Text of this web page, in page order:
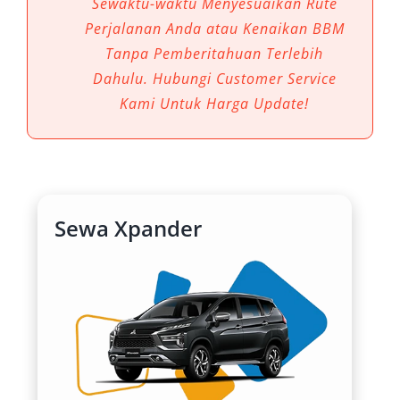
transportasi yang nyaman, praktis, dan sesuai
dengan kebutuhan medan. Dalam konteks
inilah, layanan sewa mobil Xpander Bengkulu
menjadi pilihan yang sangat relevan dan
kendaraan multifungsi yang ideal untuk
Layanan rental mobil Xpander Bengkulu kini
semakin mudah dijangkau, baik untuk
kebutuhan harian, mingguan, hingga bulanan.
Selain memberikan kenyamanan berkendara,
kendaraan ini juga mendukung fleksibilitas
rute dan waktu, yang sangat penting bagi
pelancong atau pekerja lapangan. Dilengkapi
Perjalanan Anda atau Kenaikan BBM
Tanpa Pemberitahuan Terlebih
Dahulu. Hubungi Customer Service
Kami Untuk Harga Update!
Sewa Xpander